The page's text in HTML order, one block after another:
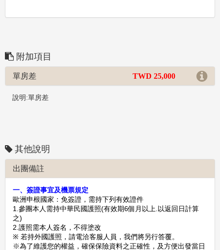
附加項目
單房差 TWD 25,000
說明:單房差
其他說明
出團備註
一、簽證事宜及機票規定
歐洲申根國家：免簽證，需持下列有效證件
1. 參團本人需持中華民國護照(有效期6個月以上 以返回日計算
之)
2. 護照需本人簽名 ，不得塗改
※ 若持外國護照，請電洽客服人員，我們將另行答覆。
※為了維護您的權益，確保保險資料之正確性，及方便出發當日